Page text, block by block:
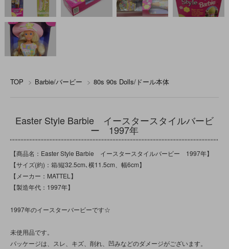
TOP > Barbie/バービー > 80s 90s Dolls/ドール本体
Easter Style Barbie イースタースタイルバービ
ー 1997年
【商品名：Easter Style Barbie イースタースタイルバービー 1997年】
【サイズ(約)：箱/縦32.5cm､横11.5cm、幅6cm】
【メーカー：MATTEL】
【製造年代：1997年】
1997年のイースターバービーです☆
未使用品です。
パッケージは、スレ、キズ、削れ、凹みなどのダメージがございます。